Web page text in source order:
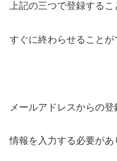
上記の三つで登録する
すぐに終わらせることが
メールアドレスからの
情報を入力する必要があ